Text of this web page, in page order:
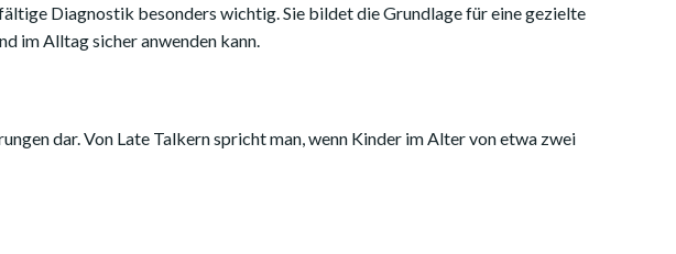
Diagnostik besonders wichtig. Sie bildet die Grundlage für eine gezielte
im Alltag sicher anwenden kann.
dar. Von Late Talkern spricht man, wenn Kinder im Alter von etwa zwei